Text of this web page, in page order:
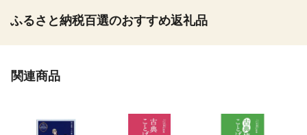
ふるさと納税百選のおすすめ返礼品
関連商品